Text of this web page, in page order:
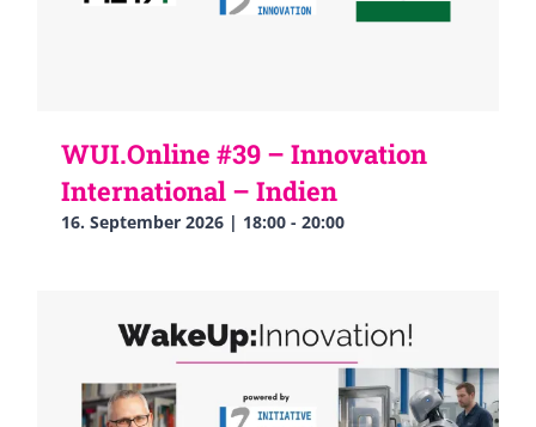
WUI.Online #39 – Innovation
International – Indien
16. September 2026 | 18:00 - 20:00